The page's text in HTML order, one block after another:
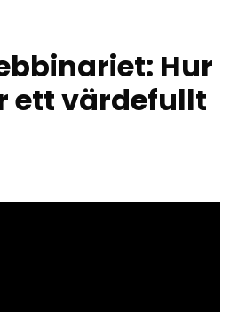
Hur
ett värdefullt